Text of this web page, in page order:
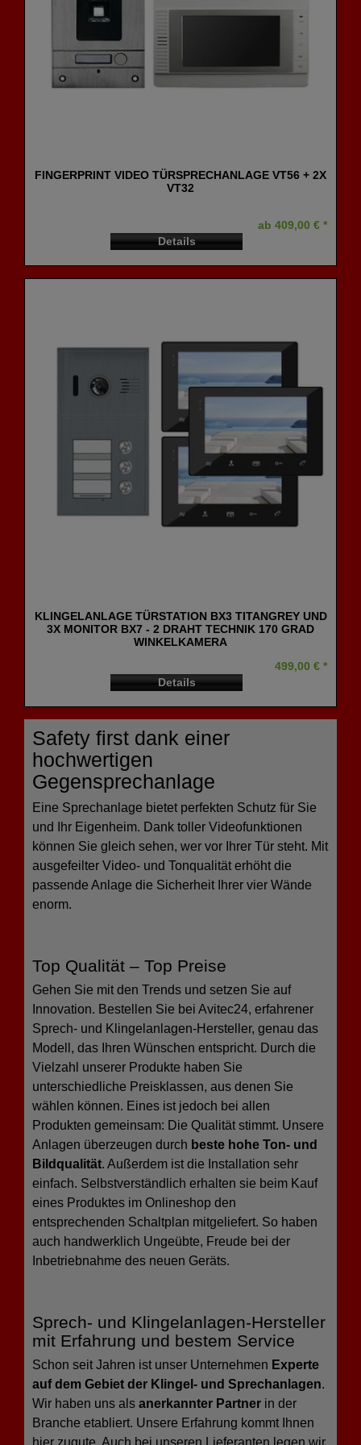
FINGERPRINT VIDEO TÜRSPRECHANLAGE VT56 + 2X
VT32
ab 409,00 € *
Details
KLINGELANLAGE TÜRSTATION BX3 TITANGREY UND
3X MONITOR BX7 - 2 DRAHT TECHNIK 170 GRAD
WINKELKAMERA
499,00 € *
Details
Safety first dank einer
hochwertigen
Gegensprechanlage
Eine Sprechanlage bietet perfekten Schutz für Sie
und Ihr Eigenheim. Dank toller Videofunktionen
können Sie gleich sehen, wer vor Ihrer Tür steht. Mit
ausgefeilter Video- und Tonqualität erhöht die
passende Anlage die Sicherheit Ihrer vier Wände
enorm.
Top Qualität – Top Preise
Gehen Sie mit den Trends und setzen Sie auf
Innovation. Bestellen Sie bei Avitec24, erfahrener
Sprech- und Klingelanlagen-Hersteller, genau das
Modell, das Ihren Wünschen entspricht. Durch die
Vielzahl unserer Produkte haben Sie
unterschiedliche Preisklassen, aus denen Sie
wählen können. Eines ist jedoch bei allen
Produkten gemeinsam: Die Qualität stimmt. Unsere
Anlagen überzeugen durch beste hohe Ton- und
Bildqualität. Außerdem ist die Installation sehr
einfach. Selbstverständlich erhalten sie beim Kauf
eines Produktes im Onlineshop den
entsprechenden Schaltplan mitgeliefert. So haben
auch handwerklich Ungeübte, Freude bei der
Inbetriebnahme des neuen Geräts.
Sprech- und Klingelanlagen-Hersteller
mit Erfahrung und bestem Service
Schon seit Jahren ist unser Unternehmen Experte
auf dem Gebiet der Klingel- und Sprechanlagen.
Wir haben uns als anerkannter Partner in der
Branche etabliert. Unsere Erfahrung kommt Ihnen
hier zugute. Auch bei unseren Lieferanten legen wir